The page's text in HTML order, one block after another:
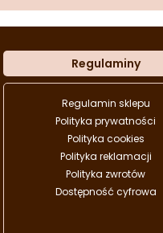
Regulaminy
Regulamin sklepu
Polityka prywatności
Polityka cookies
Polityka reklamacji
Polityka zwrotów
Dostępność cyfrowa